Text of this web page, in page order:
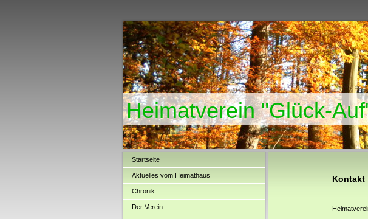
Heimatverein "Glück-
Startseite
Aktuelles vom Heimathaus
Chronik
Der Verein
Kontakt